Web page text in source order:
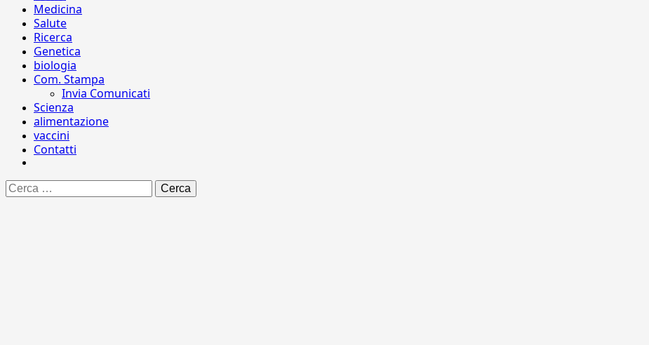
Medicina
Salute
Ricerca
Genetica
biologia
Com. Stampa
Invia Comunicati
Scienza
alimentazione
vaccini
Contatti
Ricerca
per: